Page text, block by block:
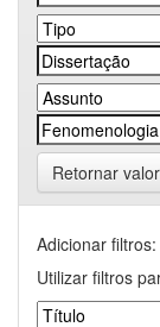
Retornar
Adicionar filtros:
Utilizar filtros